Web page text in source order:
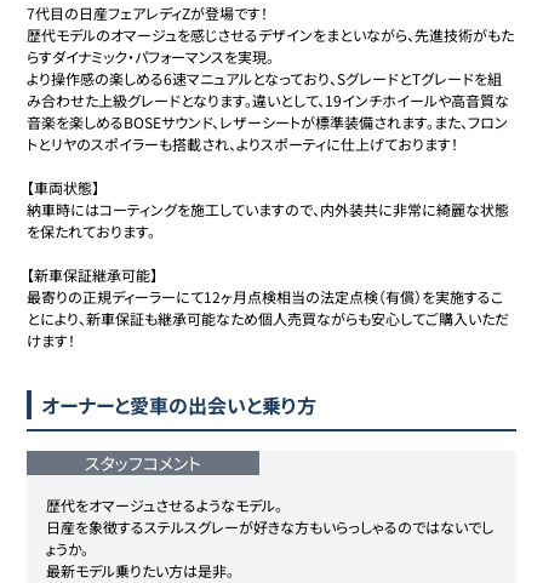
7代目の日産フェアレディZが登場です！
歴代モデルのオマージュを感じさせるデザインをまといながら、先進技術がもた
らすダイナミック・パフォーマンスを実現。
より操作感の楽しめる6速マニュアルとなっており、SグレードとTグレードを組
み合わせた上級グレードとなります。違いとして、19インチホイールや高音質な
音楽を楽しめるBOSEサウンド、レザーシートが標準装備されます。また、フロン
トとリヤのスポイラーも搭載され、よりスポーティに仕上げております！
【車両状態】
納車時にはコーティングを施工していますので、内外装共に非常に綺麗な状態
を保たれております。
【新車保証継承可能】
最寄りの正規ディーラーにて12ヶ月点検相当の法定点検（有償）を実施するこ
とにより、新車保証も継承可能なため個人売買ながらも安心してご購入いただ
けます！
オーナーと愛車の出会いと乗り方
スタッフコメント
歴代をオマージュさせるようなモデル。
日産を象徴するステルスグレーが好きな方もいらっしゃるのではないでし
ょうか。
最新モデル乗りたい方は是非。